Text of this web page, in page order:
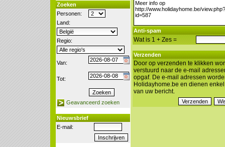
Zoeken
Personen:
Land:
Regio:
Van:
Tot:
Geavanceerd zoeken
Nieuwsbrief
E-mail:
Anti-spam
Wat is 1 + Zes =
Verzenden
Door op verzenden te klikken
verstuurd naar de e-mail
opgaf. De e-mail adressen
Holidayhome.be en dienen
van uw bericht.